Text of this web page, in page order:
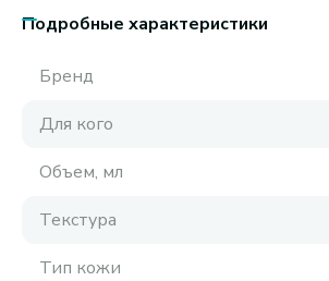
Подробные характеристики
Бренд
Для кого
Объем, мл
Текстура
Тип кожи